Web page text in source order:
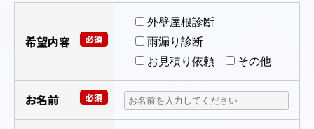
必須
希望内容
外壁屋根診断
雨漏り診断
お見積り依頼
その他
お名前 必須